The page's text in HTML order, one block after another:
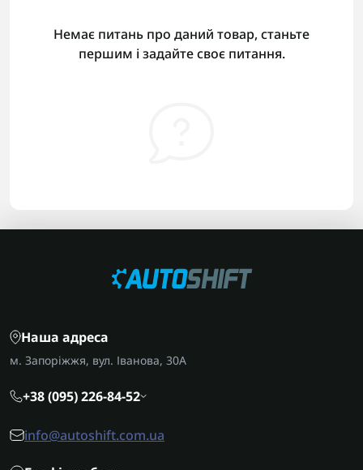
Немає питань про даний товар, станьте
першим і задайте своє питання.
Наша адреса
м. Запоріжжя, вул. Іванова, 30А
+38 (095) 226-84-52
info@autoshift.com.ua